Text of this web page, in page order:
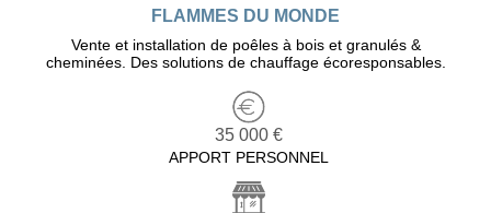
FLAMMES DU MONDE
Vente et installation de poêles à bois et granulés &
cheminées. Des solutions de chauffage écoresponsables.
35 000 €
APPORT PERSONNEL